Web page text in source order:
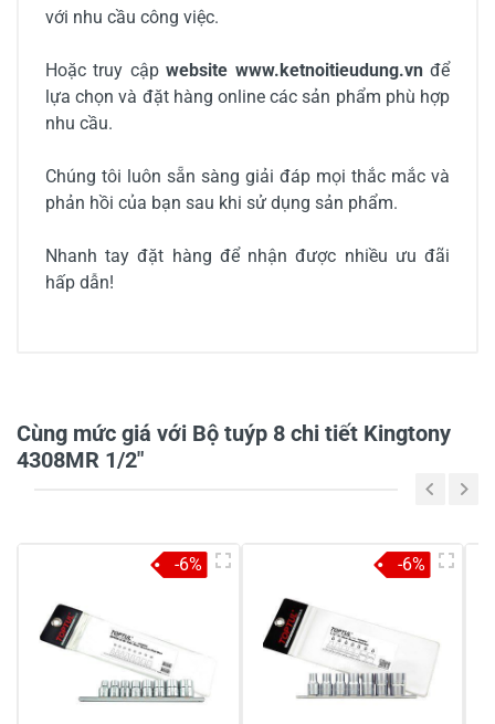
với nhu cầu công việc.
Hoặc truy cậpwebsite www.ketnoitieudung.vnđể
lựa chọn và đặt hàng online các sản phẩm phù hợp
nhu cầu.
Chúng tôi luôn sẵn sàng giải đáp mọi thắc mắc và
phản hồi của bạn sau khi sử dụng sản phẩm.
Nhanh tay đặt hàng để nhận được nhiều ưu đãi
hấp dẫn!
1
Cùng mức giá với Bộ tuýp 8 chi tiết Kingtony
4308MR 1/2"
-6% -6%